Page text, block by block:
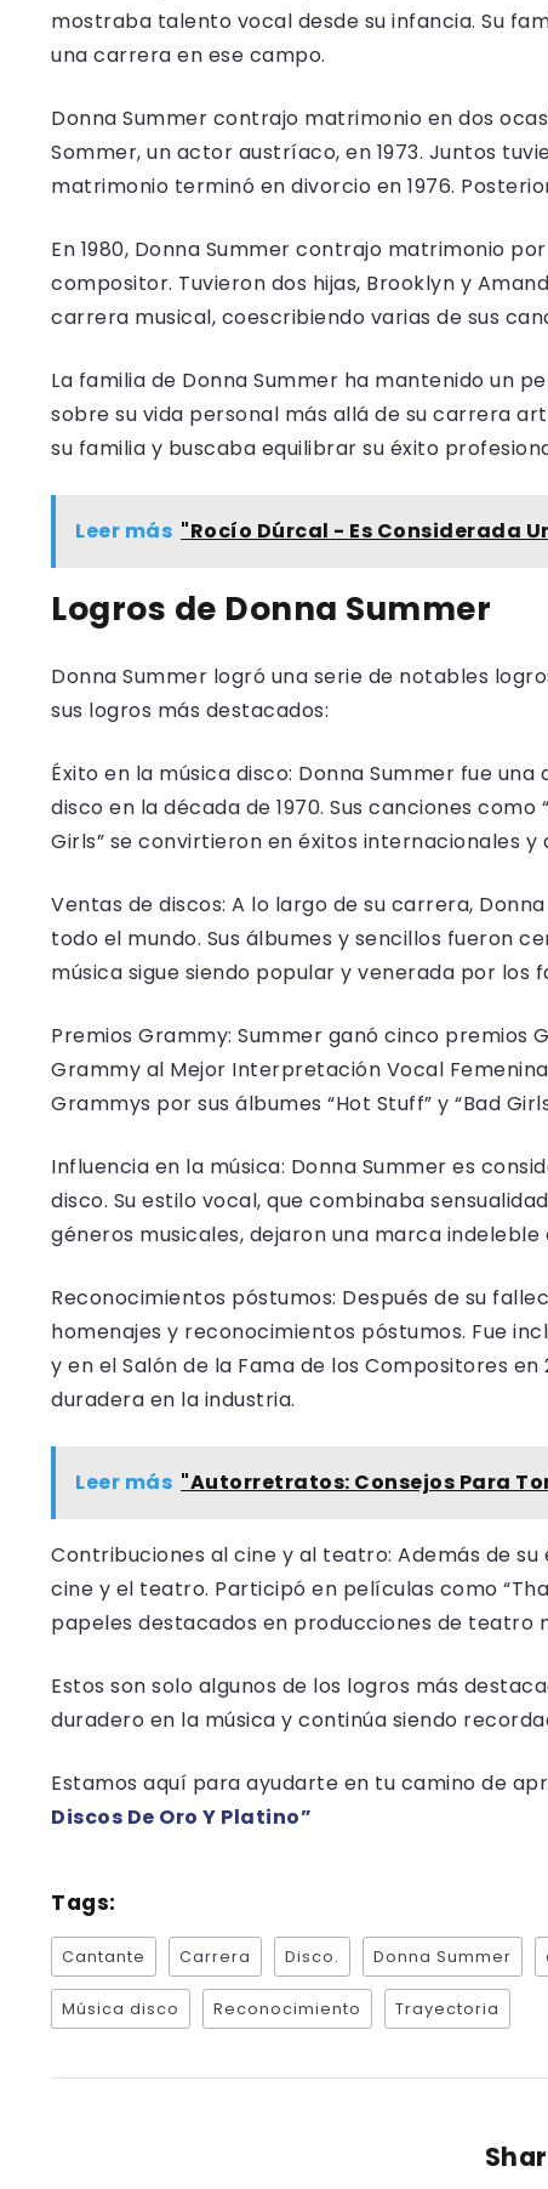
mostraba talento vocal desde su infancia. Su
una carrera en ese campo.
Donna Summer contrajo matrimonio en dos
Sommer, un actor austríaco, en 1973. Juntos
matrimonio terminó en divorcio en 1976.
En 1980, Donna Summer contrajo matrimonio
compositor. Tuvieron dos hijas, Brooklyn y
carrera musical, coescribiendo varias de sus
La familia de Donna Summer ha mantenido un
sobre su vida personal más allá de su carrera
su familia y buscaba equilibrar su éxito
Leer más "Rocío Dúrcal - Es Considerada
Logros de Donna Summer
Donna Summer logró una serie de notables
sus logros más destacados:
Éxito en la música disco: Donna Summer fue
disco en la década de 1970. Sus canciones como
Girls” se convirtieron en éxitos internacionales
Ventas de discos: A lo largo de su carrera,
todo el mundo. Sus álbumes y sencillos fueron
música sigue siendo popular y venerada por los
Premios Grammy: Summer ganó cinco premios
Grammy al Mejor Interpretación Vocal
Grammys por sus álbumes “Hot Stuff” y “Bad
Influencia en la música: Donna Summer es
disco. Su estilo vocal, que combinaba
géneros musicales, dejaron una marca indeleble
Reconocimientos póstumos: Después de su
homenajes y reconocimientos póstumos. Fue
y en el Salón de la Fama de los Compositores
duradera en la industria.
Leer más "Autorretratos: Consejos Para
Contribuciones al cine y al teatro: Además de
cine y el teatro. Participó en películas como
papeles destacados en producciones de teatro
Estos son solo algunos de los logros más
duradero en la música y continúa siendo
Estamos aquí para ayudarte en tu camino de
Discos De Oro Y Platino”
Tags:
Cantante Carrera Disco. Donna Summer
Música disco Reconocimiento Trayectoria